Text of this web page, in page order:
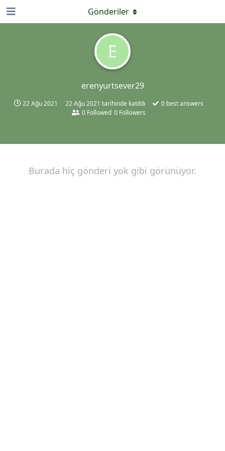
E
erenyurtsever29
22 Ağu 2021 22 Ağu 2021 tarihinde katıldı 0 best answers
0 Followed 0 Followers
Gönderiler
Burada hiç gönderi yok gibi görünüyor.